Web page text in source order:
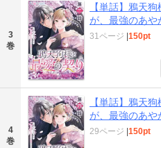
3
巻
【単話】鴉天
が、最強のあ
31ページ |150pt
4
巻
【単話】鴉天
が、最強のあ
29ページ |150pt